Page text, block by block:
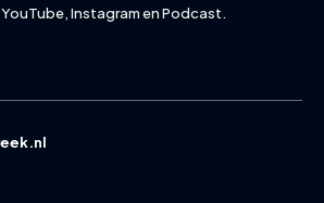
Instagram en Podcast.